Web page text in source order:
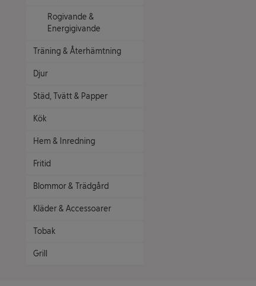
Rogivande &
Energigivande
Träning & Återhämtning
Djur
Städ, Tvätt & Papper
Kök
Hem & Inredning
Fritid
Blommor & Trädgård
Kläder & Accessoarer
Tobak
Grill